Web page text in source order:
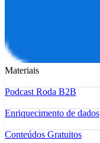
Materiais
Podcast Roda B2B
Enriquecimento de dados
Conteúdos Gratuitos